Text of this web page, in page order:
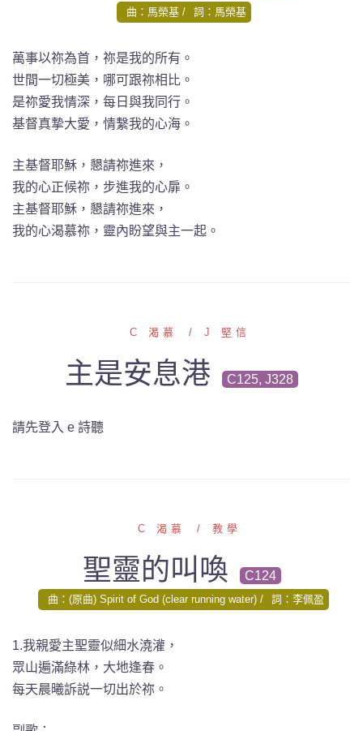
曲：馬榮基 詞：馬榮基
萬事以祢為首，祢是我的所有。
世間一切極美，哪可跟祢相比。
是祢愛我情深，每日與我同行。
基督真摯大愛，情繫我的心海。
主基督耶穌，懇請祢進來，
我的心正候祢，步進我的心扉。
主基督耶穌，懇請祢進來，
我的心渴慕祢，靈內盼望與主一起。
C 渴慕 J 堅信
主是安息港 C125, J328
請先登入 e 詩聽
C 渴慕 教學
聖靈的叫喚 C124
曲：(原曲) Spirit of God (clear running water) 詞：李佩盈
1.我親愛主聖靈似細水澆灌，
眾山遍滿綠林，大地逢春。
每天晨曦訴説一切出於祢。